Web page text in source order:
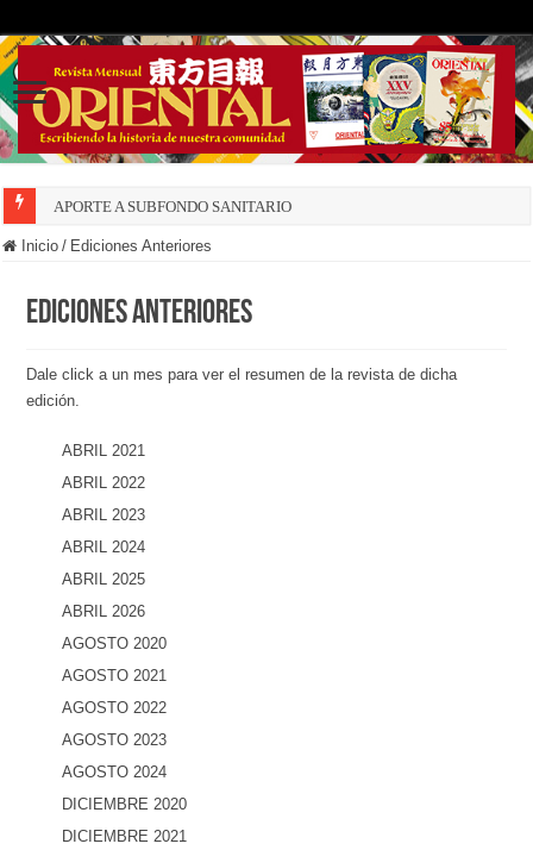
APORTE A SUBFONDO SANITARIO
Inicio / Ediciones Anteriores
Ediciones Anteriores
Dale click a un mes para ver el resumen de la revista de dicha
edición.
ABRIL 2021
ABRIL 2022
ABRIL 2023
ABRIL 2024
ABRIL 2025
ABRIL 2026
AGOSTO 2020
AGOSTO 2021
AGOSTO 2022
AGOSTO 2023
AGOSTO 2024
DICIEMBRE 2020
DICIEMBRE 2021